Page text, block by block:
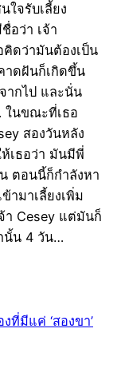
ใจรับเลี้ยง
อว่า เจ้า
คิดว่ามันต้องเป็น
าดฝันก็เกิดขึ้น
ากไป และนั่น
ในขณะที่เธอ
สองวันหลัง
เธอว่า มันมีพี่
ตอนนี้ก็กำลังหา
ามาเลี้ยงเพิ่ม
จ้า Cesey แต่มันก็
นั้น 4 วัน…